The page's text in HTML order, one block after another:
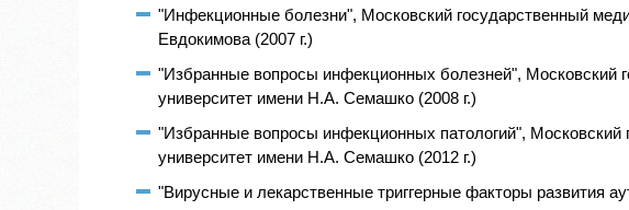
"Инфекционные болезни", Московский государственный
Евдокимова (2007 г.)
"Избранные вопросы инфекционных болезней", Московский
университет имени Н.А. Семашко (2008 г.)
"Избранные вопросы инфекционных патологий", Московский
университет имени Н.А. Семашко (2012 г.)
"Вирусные и лекарственные триггерные факторы развития